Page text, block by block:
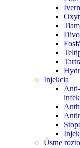
Injekcia
Ústne